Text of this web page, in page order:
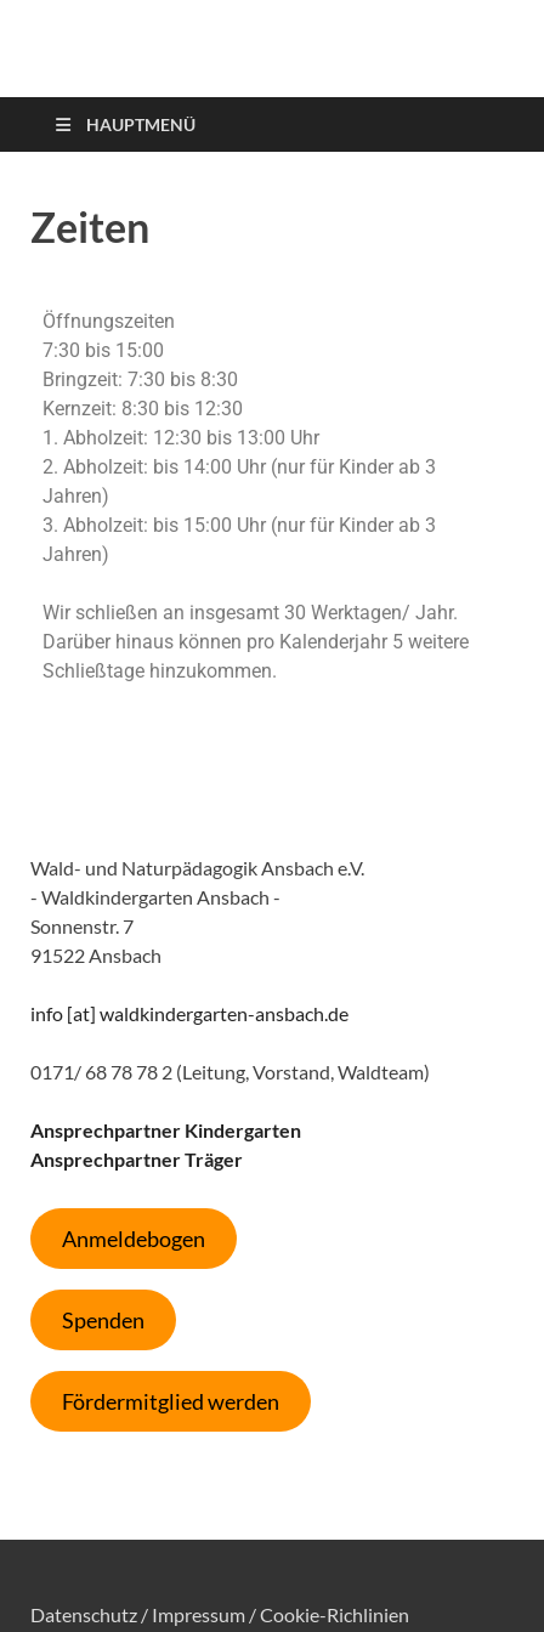
HAUPTMENÜ
Zeiten
Öffnungszeiten
7:30 bis 15:00
Bringzeit: 7:30 bis 8:30
Kernzeit: 8:30 bis 12:30
1. Abholzeit: 12:30 bis 13:00 Uhr
2. Abholzeit: bis 14:00 Uhr (nur für Kinder ab 3
Jahren)
3. Abholzeit: bis 15:00 Uhr (nur für Kinder ab 3
Jahren)
Wir schließen an insgesamt 30 Werktagen/ Jahr.
Darüber hinaus können pro Kalenderjahr 5 weitere
Schließtage hinzukommen.
Wald- und Naturpädagogik Ansbach e.V.
- Waldkindergarten Ansbach -
Sonnenstr. 7
91522 Ansbach
info [at] waldkindergarten-ansbach.de
0171/ 68 78 78 2 (Leitung, Vorstand, Waldteam)
Ansprechpartner Kindergarten
Ansprechpartner Träger
Anmeldebogen
Spenden
Fördermitglied werden
Datenschutz / Impressum /Cookie-Richlinien